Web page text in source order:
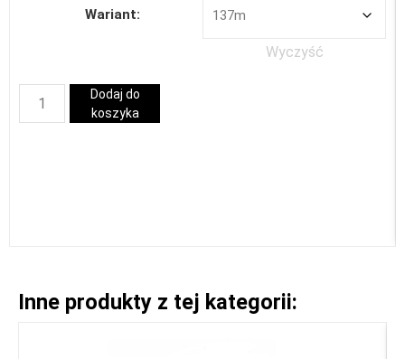
Wariant:
Wyczyść
Dodaj do
koszyka
Inne produkty z tej kategorii: